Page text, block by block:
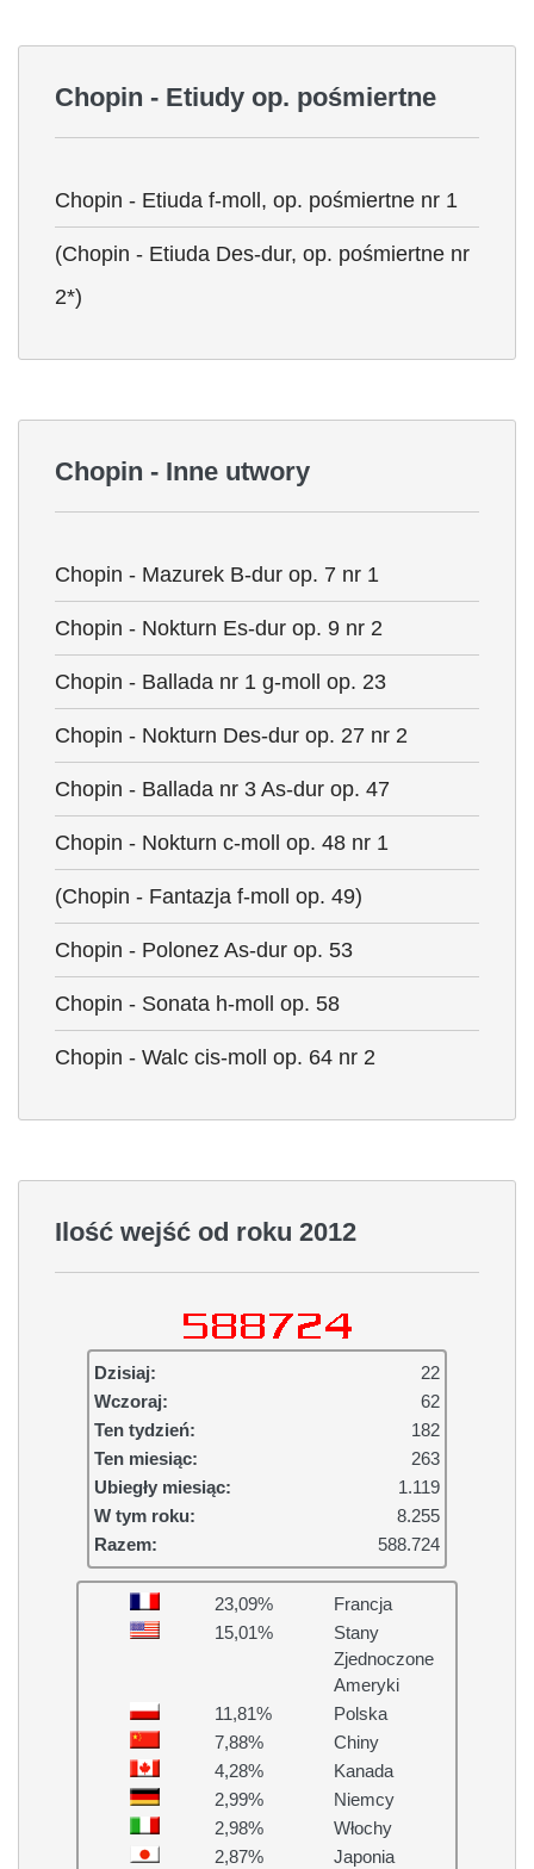
Chopin - Etiudy op. pośmiertne
Chopin - Etiuda f-moll, op. pośmiertne nr 1
(Chopin - Etiuda Des-dur, op. pośmiertne nr
2*)
Chopin - Inne utwory
Chopin - Mazurek B-dur op. 7 nr 1
Chopin - Nokturn Es-dur op. 9 nr 2
Chopin - Ballada nr 1 g-moll op. 23
Chopin - Nokturn Des-dur op. 27 nr 2
Chopin - Ballada nr 3 As-dur op. 47
Chopin - Nokturn c-moll op. 48 nr 1
(Chopin - Fantazja f-moll op. 49)
Chopin - Polonez As-dur op. 53
Chopin - Sonata h-moll op. 58
Chopin - Walc cis-moll op. 64 nr 2
Ilość wejść od roku 2012
Dzisiaj:
22
Wczoraj:
62
Ten tydzień:
182
Ten miesiąc:
263
Ubiegły miesiąc:
1.119
W tym roku:
8.255
Razem:
588.724
23,09%
Francja
15,01%
Stany
Zjednoczone
Ameryki
11,81%
Polska
7,88%
Chiny
4,28%
Kanada
2,99%
Niemcy
2,98%
Włochy
2,87%
Japonia